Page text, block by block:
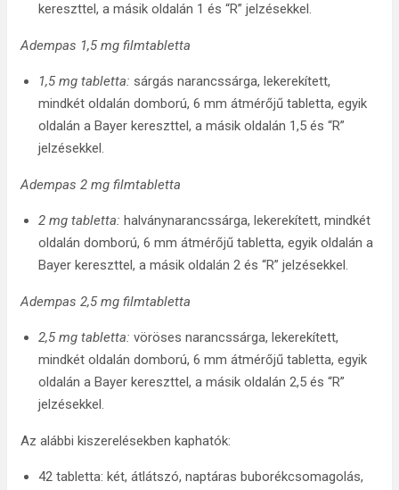
kereszttel, a másik oldalán 1 és “R” jelzésekkel.
Adempas 1,5 mg filmtabletta
1,5 mg tabletta: sárgás narancssárga, lekerekített,
mindkét oldalán domború, 6 mm átmérőjű tabletta, egyik
oldalán a Bayer kereszttel, a másik oldalán 1,5 és “R”
jelzésekkel.
Adempas 2 mg filmtabletta
2 mg tabletta: halványnarancssárga, lekerekített, mindkét
oldalán domború, 6 mm átmérőjű tabletta, egyik oldalán a
Bayer kereszttel, a másik oldalán 2 és “R” jelzésekkel.
Adempas 2,5 mg filmtabletta
2,5 mg tabletta: vöröses narancssárga, lekerekített,
mindkét oldalán domború, 6 mm átmérőjű tabletta, egyik
oldalán a Bayer kereszttel, a másik oldalán 2,5 és “R”
jelzésekkel.
Az alábbi kiszerelésekben kaphatók:
42 tabletta: két, átlátszó, naptáras buborékcsomagolás,